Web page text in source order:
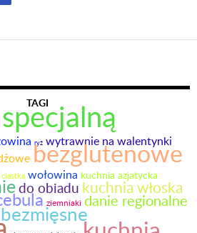
TAGI
ryż wytrawnie na walentynki
bezglutenowe
ciastka wołowina kuchnia azjatycka
do obiadu kuchnia włoska
ziemniaki danie regionalne